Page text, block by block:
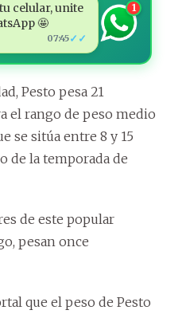
celular, unite
🤩
07:45✓✓
1
Pesto pesa 21
el rango de peso medio
se sitúa entre 8 y 15
de la temporada de
de este popular
pesan once
que el peso de Pesto